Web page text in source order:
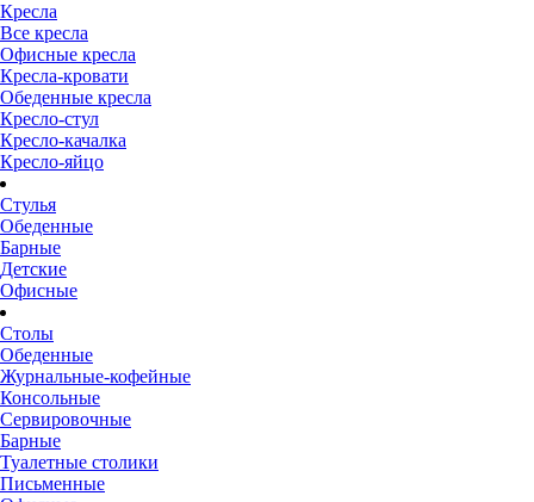
Кресла
Все кресла
Офисные кресла
Кресла-кровати
Обеденные кресла
Кресло-стул
Кресло-качалка
Кресло-яйцо
Стулья
Обеденные
Барные
Детские
Офисные
Столы
Обеденные
Журнальные-кофейные
Консольные
Сервировочные
Барные
Туалетные столики
Письменные